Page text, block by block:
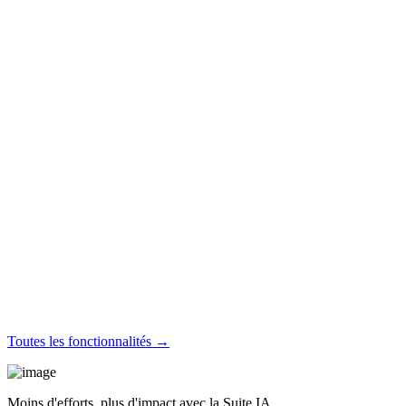
Toutes les fonctionnalités →
Moins d'efforts, plus d'impact avec la Suite IA